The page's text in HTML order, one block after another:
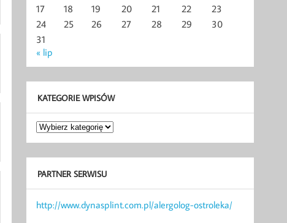
17
18 19 20 21 22
23
24
25 26 27 28 29
30
31
« lip
KATEGORIE WPISÓW
Kategorie
wpisów
PARTNER SERWISU
http://www.dynasplint.com.pl/alergolog-ostroleka/